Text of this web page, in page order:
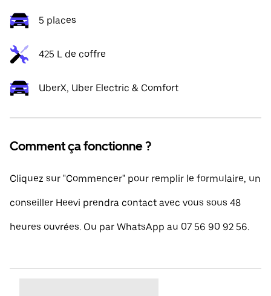
5 places
425 L de coffre
UberX, Uber Electric & Comfort
Comment ça fonctionne ?
Cliquez sur "Commencer" pour remplir le formulaire, un
conseiller Heevi prendra contact avec vous sous 48
heures ouvrées. Ou par WhatsApp au 07 56 90 92 56.